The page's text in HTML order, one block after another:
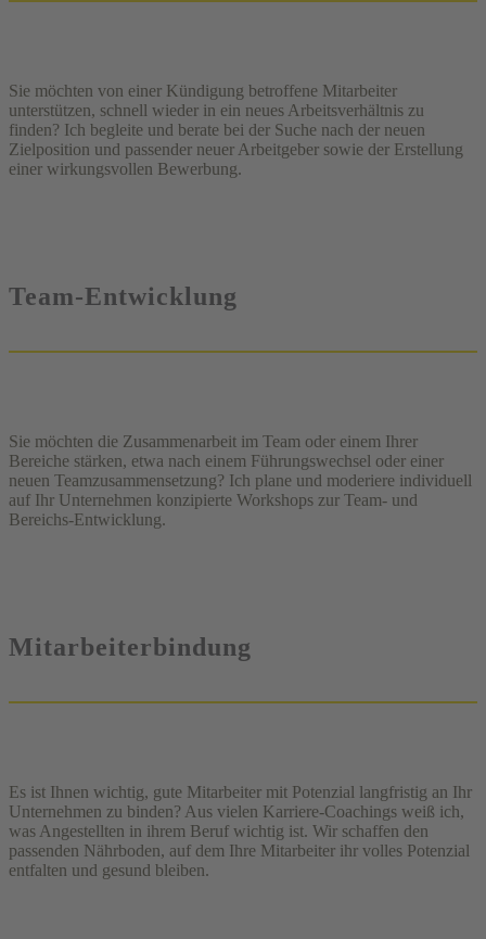
Sie möchten von einer Kündigung betroffene Mitarbeiter
unterstützen, schnell wieder in ein neues Arbeitsverhältnis zu
finden? Ich begleite und berate bei der Suche nach der neuen
Zielposition und passender neuer Arbeitgeber sowie der Erstellung
einer wirkungsvollen Bewerbung.
Team-Entwicklung
Sie möchten die Zusammenarbeit im Team oder einem Ihrer
Bereiche stärken, etwa nach einem Führungswechsel oder einer
neuen Teamzusammensetzung? Ich plane und moderiere individuell
auf Ihr Unternehmen konzipierte Workshops zur Team- und
Bereichs-Entwicklung.
Mitarbeiterbindung
Es ist Ihnen wichtig, gute Mitarbeiter mit Potenzial langfristig an Ihr
Unternehmen zu binden? Aus vielen Karriere-Coachings weiß ich,
was Angestellten in ihrem Beruf wichtig ist. Wir schaffen den
passenden Nährboden, auf dem Ihre Mitarbeiter ihr volles Potenzial
entfalten und gesund bleiben.